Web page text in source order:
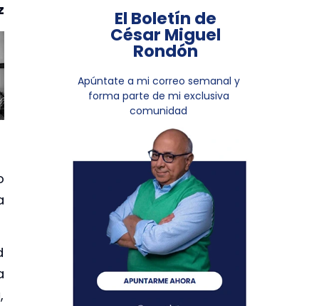
El Boletín de
César Miguel
Rondón
Apúntate a mi correo semanal y
forma parte de mi exclusiva
comunidad